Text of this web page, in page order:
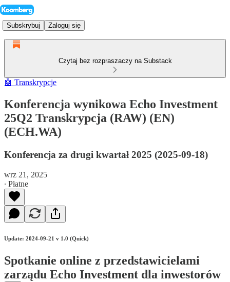
Subskrybuj Zaloguj się
Czytaj bez rozpraszaczy na Substack
🤖 Transkrypcje
Konferencja wynikowa Echo Investment
25Q2 Transkrypcja (RAW) (EN)
(ECH.WA)
Konferencja za drugi kwartał 2025 (2025-09-18)
wrz 21, 2025
∙ Płatne
Update: 2024-09-21 v 1.0 (Quick)
Spotkanie online z przedstawicielami
zarządu Echo Investment dla inwestorów